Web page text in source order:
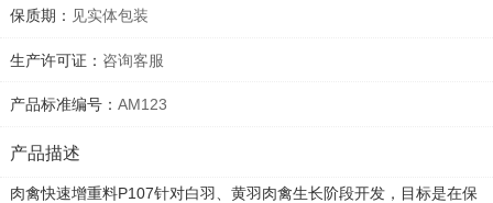
保质期： 见实体包装
生产许可证： 咨询客服
产品标准编号： AM123
产品描述
肉禽快速增重料P107针对白羽、黄羽肉禽生长阶段开发，目标是在保